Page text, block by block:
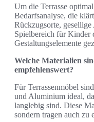
Um die Terrasse
Bedarfsanalyse, die
Rückzugsorte,
Spielbereich für Kinder
Gestaltungselemente
Welche Materialien
empfehlenswert?
Für Terrassenmöbel
und Aluminium ideal,
langlebig sind. Diese
sondern tragen auch zu